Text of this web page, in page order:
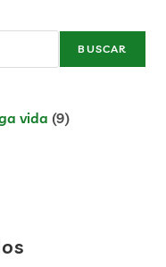
BUSCAR
vida 9